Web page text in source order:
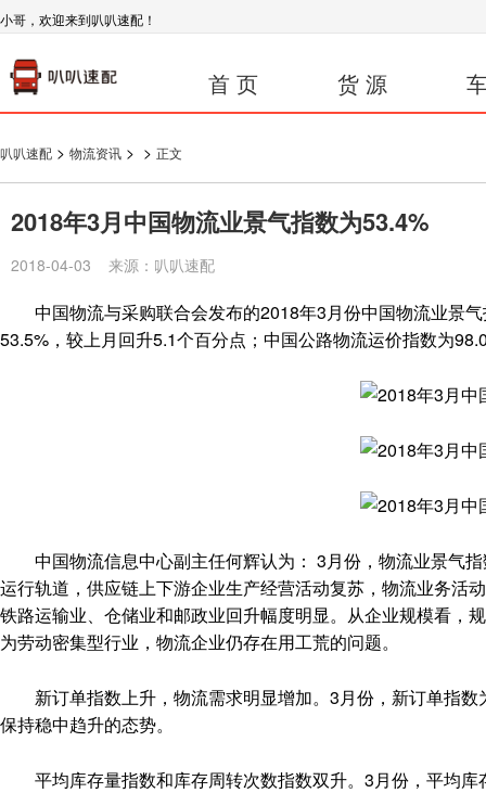
小哥，欢迎来到叭叭速配！
首 页 货 源
叭叭速配 > 物流资讯 > > 正文
2018年3月中国物流业景气指数为53.4%
2018-04-03 来源：叭叭速配
中国物流与采购联合会发布的2018年3月份中国物流业景
53.5%，较上月回升5.1个百分点；中国公路物流运价指数为
中国物流信息中心副主任何辉认为： 3月份，物流业景气
运行轨道，供应链上下游企业生产经营活动复苏，物流业务活
铁路运输业、仓储业和邮政业回升幅度明显。从企业规模看，
为劳动密集型行业，物流企业仍存在用工荒的问题。
新订单指数上升，物流需求明显增加。3月份，新订单指数
保持稳中趋升的态势。
平均库存量指数和库存周转次数指数双升。3月份，平均库